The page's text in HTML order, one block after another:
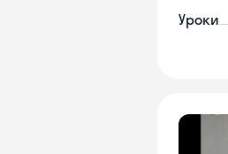
Уроки